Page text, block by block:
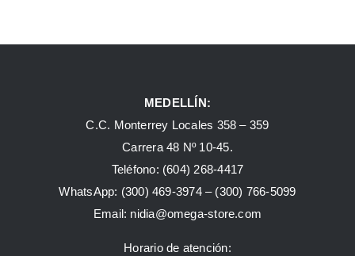
MEDELLÍN:
C.C. Monterrey Locales 358 – 359
Carrera 48 Nº 10-45.
Teléfono: (604) 268-4417
WhatsApp: (300) 469-3974 – (300) 766-5099
Email: nidia@omega-store.com
Horario de atención: